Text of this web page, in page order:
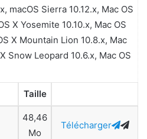
macOS Sierra 10.12.x, Mac OS
X Yosemite 10.10.x, Mac OS
X Mountain Lion 10.8.x, Mac
Snow Leopard 10.6.x, Mac OS
Taille
48,46
Mo
Télécharger